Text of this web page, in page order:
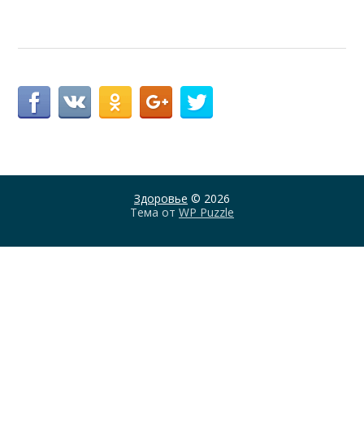
Здоровье © 2026
Тема от WP Puzzle